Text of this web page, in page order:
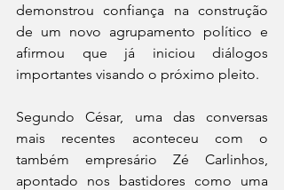
demonstrou confiança na construção
de um novo agrupamento político e
afirmou que já iniciou diálogos
importantes visando o próximo pleito.
Segundo César, uma das conversas
mais recentes aconteceu com o
também empresário Zé Carlinhos,
apontado nos bastidores como uma